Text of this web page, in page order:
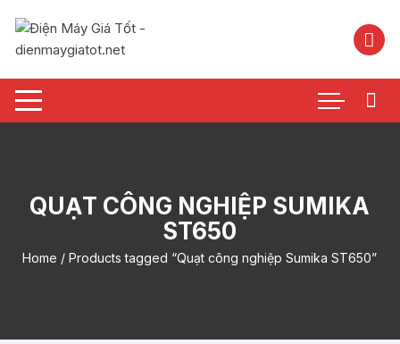
nội
QUẠT CÔNG NGHIỆP SUMIKA
ST650
Home / Products tagged “Quạt công nghiệp Sumika ST650”